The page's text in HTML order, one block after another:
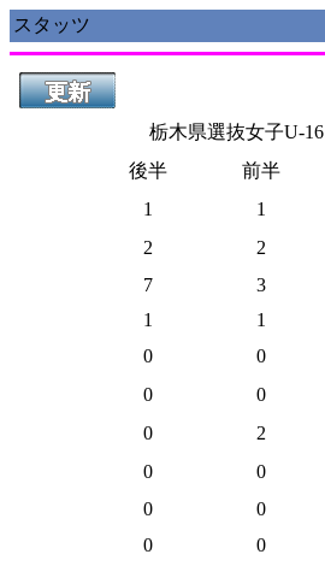
スタッツ
栃木県選抜女子U-16
後半
前半
1
1
2
2
7
3
1
1
0
0
0
0
0
2
0
0
0
0
0
0